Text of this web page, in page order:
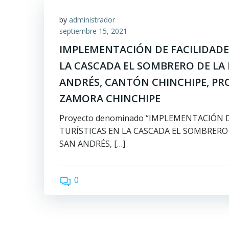
by administrador
septiembre 15, 2021
IMPLEMENTACIÓN DE
LA CASCADA EL SOMBRERO DE
ANDRÉS, CANTÓN CHINCHIPE,
ZAMORA CHINCHIPE
Proyecto denominado “IMPLEMENTACIÓN
TURÍSTICAS EN LA CASCADA EL
SAN ANDRÉS, […]
0